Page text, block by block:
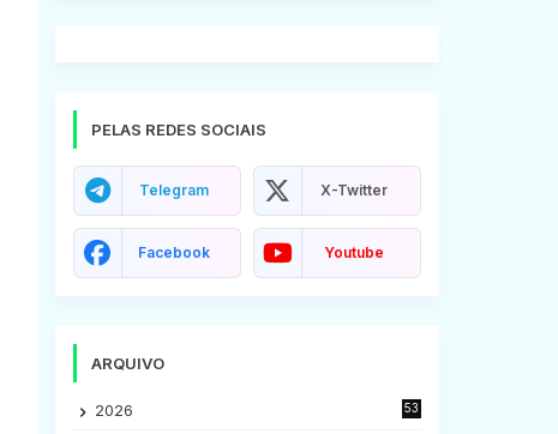
PELAS REDES SOCIAIS
Telegram X-Twitter
Facebook Youtube
ARQUIVO
2026 53